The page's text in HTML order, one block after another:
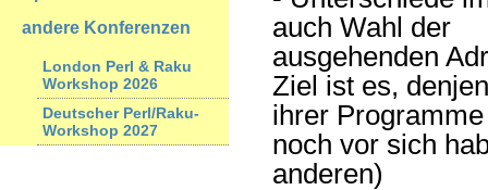
andere Konferenzen
London Perl & Raku
Workshop 2026
Deutscher Perl/Raku-
Workshop 2027
auch Wahl der
ausgehenden
Ziel ist es,
ihrer Programme
noch vor sich
anderen)